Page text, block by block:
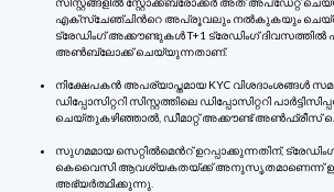
എക്സ്ചേഞ്ചിന്‍റെ അപ്രൂവലും നൽകുകയും
ട്രേഡിംഗ് അക്കൗണ്ടുകൾ T+1 ട്രേഡിംഗ്
അൺബ്ലോക്ക് ചെയ്യുന്നതാണ്.
നിക്ഷേപകൻ അപര്യാപ്തമായ KYC വിശദാംശങ്ങൾ
ഡിപ്പോസിറ്ററി സിസ്റ്റത്തിലെ ഡിപ്പോസിറ്ററി
ചെയ്തുകഴിഞ്ഞാൽ, ഡീമാറ്റ് അക്കൗണ്ട് അൺഫ്രീസ്
സുഗമമായ സെറ്റിൽമെന്‍റ് ഉറപ്പാക്കുന്നതിന്,
കെവൈസി ആവശ്യകതയ്ക്ക് അനുസൃതമാണെന്ന്
അഭ്യർത്ഥിക്കുന്നു.